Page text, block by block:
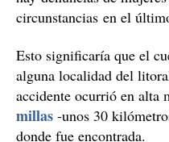
circunstancias en el
Esto significaría que el
alguna localidad del
accidente ocurrió en alta
millas -unos 30
donde fue encontrada.